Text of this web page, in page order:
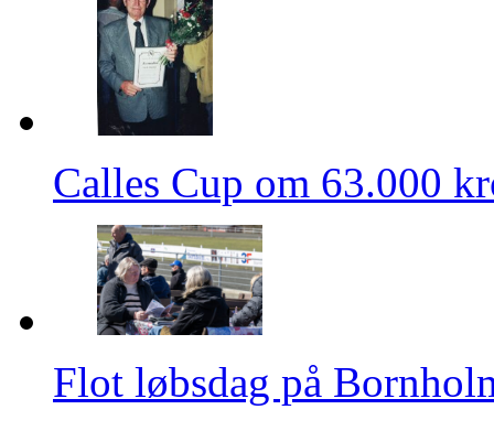
Calles Cup om 63.000
Flot løbsdag på